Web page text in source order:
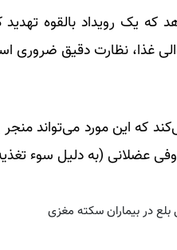
یک رویداد بالقوه
غذا، نظارت دقیق ضروری
که این مورد می‌تواند
عضلانی (به دلیل سوء